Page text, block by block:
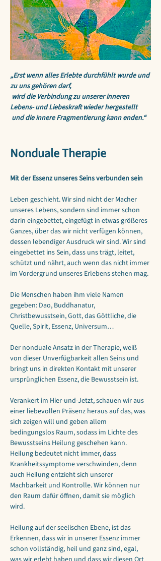
„Erst wenn alles Erlebte durchfühlt wurde und
zu uns gehören darf,
Lebens- und Liebeskraft wieder hergestellt
und die innere Fragmentierung kann enden.“
Nonduale Therapie
Mit der Essenz unseres Seins verbunden sein
Leben geschieht. Wir sind nicht der Macher
unseres Lebens, sondern sind immer schon
darin eingebettet, eingefügt in etwas größeres
Ganzes, über das wir nicht verfügen können,
dessen lebendiger Ausdruck wir sind. Wir sind
eingebettet ins Sein, dass uns trägt, leitet,
schützt und nährt, auch wenn das nicht immer
im Vordergrund unseres Erlebens stehen mag.
Die Menschen haben ihm viele Namen
gegeben: Dao, Buddhanatur,
Christbewusstsein, Gott, das Göttliche, die
Quelle, Spirit, Essenz, Universum…
Der nonduale Ansatz in der Therapie, weiß
von dieser Unverfügbarkeit allen Seins und
bringt uns in direkten Kontakt mit unserer
ursprünglichen Essenz, die Bewusstsein ist.
Verankert im Hier-und-Jetzt, schauen wir aus
einer liebevollen Präsenz heraus auf das, was
sich zeigen will und geben allem
bedingungslos Raum, sodass im Lichte des
Bewusstseins Heilung geschehen kann.
Heilung bedeutet nicht immer, dass
Krankheitssymptome verschwinden, denn
auch Heilung entzieht sich unserer
Machbarkeit und Kontrolle. Wir können nur
den Raum dafür öffnen, damit sie möglich
wird.
Heilung auf der seelischen Ebene, ist das
Erkennen, dass wir in unserer Essenz immer
schon vollständig, heil und ganz sind, egal,